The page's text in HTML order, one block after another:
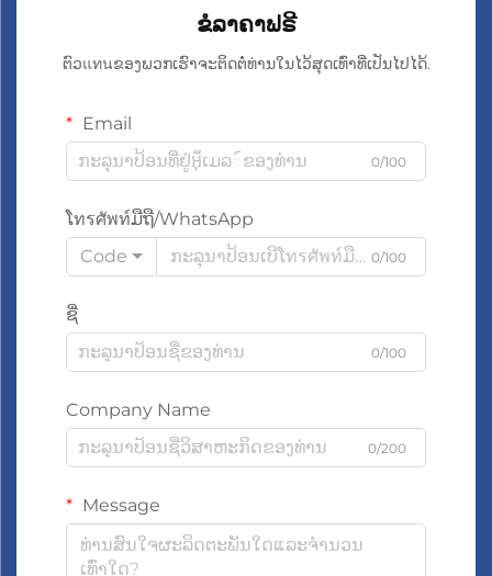
ຂໍລາຄາຟຣີ
ຕົວแทนຂອງພວກເຮົາຈະຕິດຕໍ່ທ່ານໃນໄວ້ສຸດເທົ່າທີ່ເປັນໄປໄດ້.
Email
0/100
ໂทรศัพท์ມືຖື/WhatsApp
Code
0/100
ຊື່
0/100
Company Name
0/200
Message